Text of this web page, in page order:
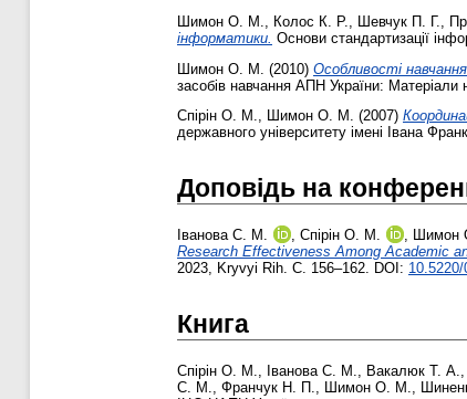
Шимон О. М.
Колос К. Р. Шевчук П. Г.
інформатики. Основи стандартизації
Шимон О. М. (2010) Особливості
засобів навчання АПН України: Матеріали
Спірін О. М., Шимон О. М. (2007)
державного університету імені Івана
Доповідь на
Іванова С. М. , Спірін О. М. , Шимон
Research Effectiveness Among Academic
2023, Kryvyi Rih. С. 156–162. DOI:
Книга
Спірін О. М. Іванова С. М. Вакалюк Т. А.
С. М.
Франчук Н. П. Шимон О. М.